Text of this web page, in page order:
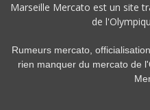
Marseille Mercato est un site
de
Rumeurs mercato,
rien manquer du mercato de